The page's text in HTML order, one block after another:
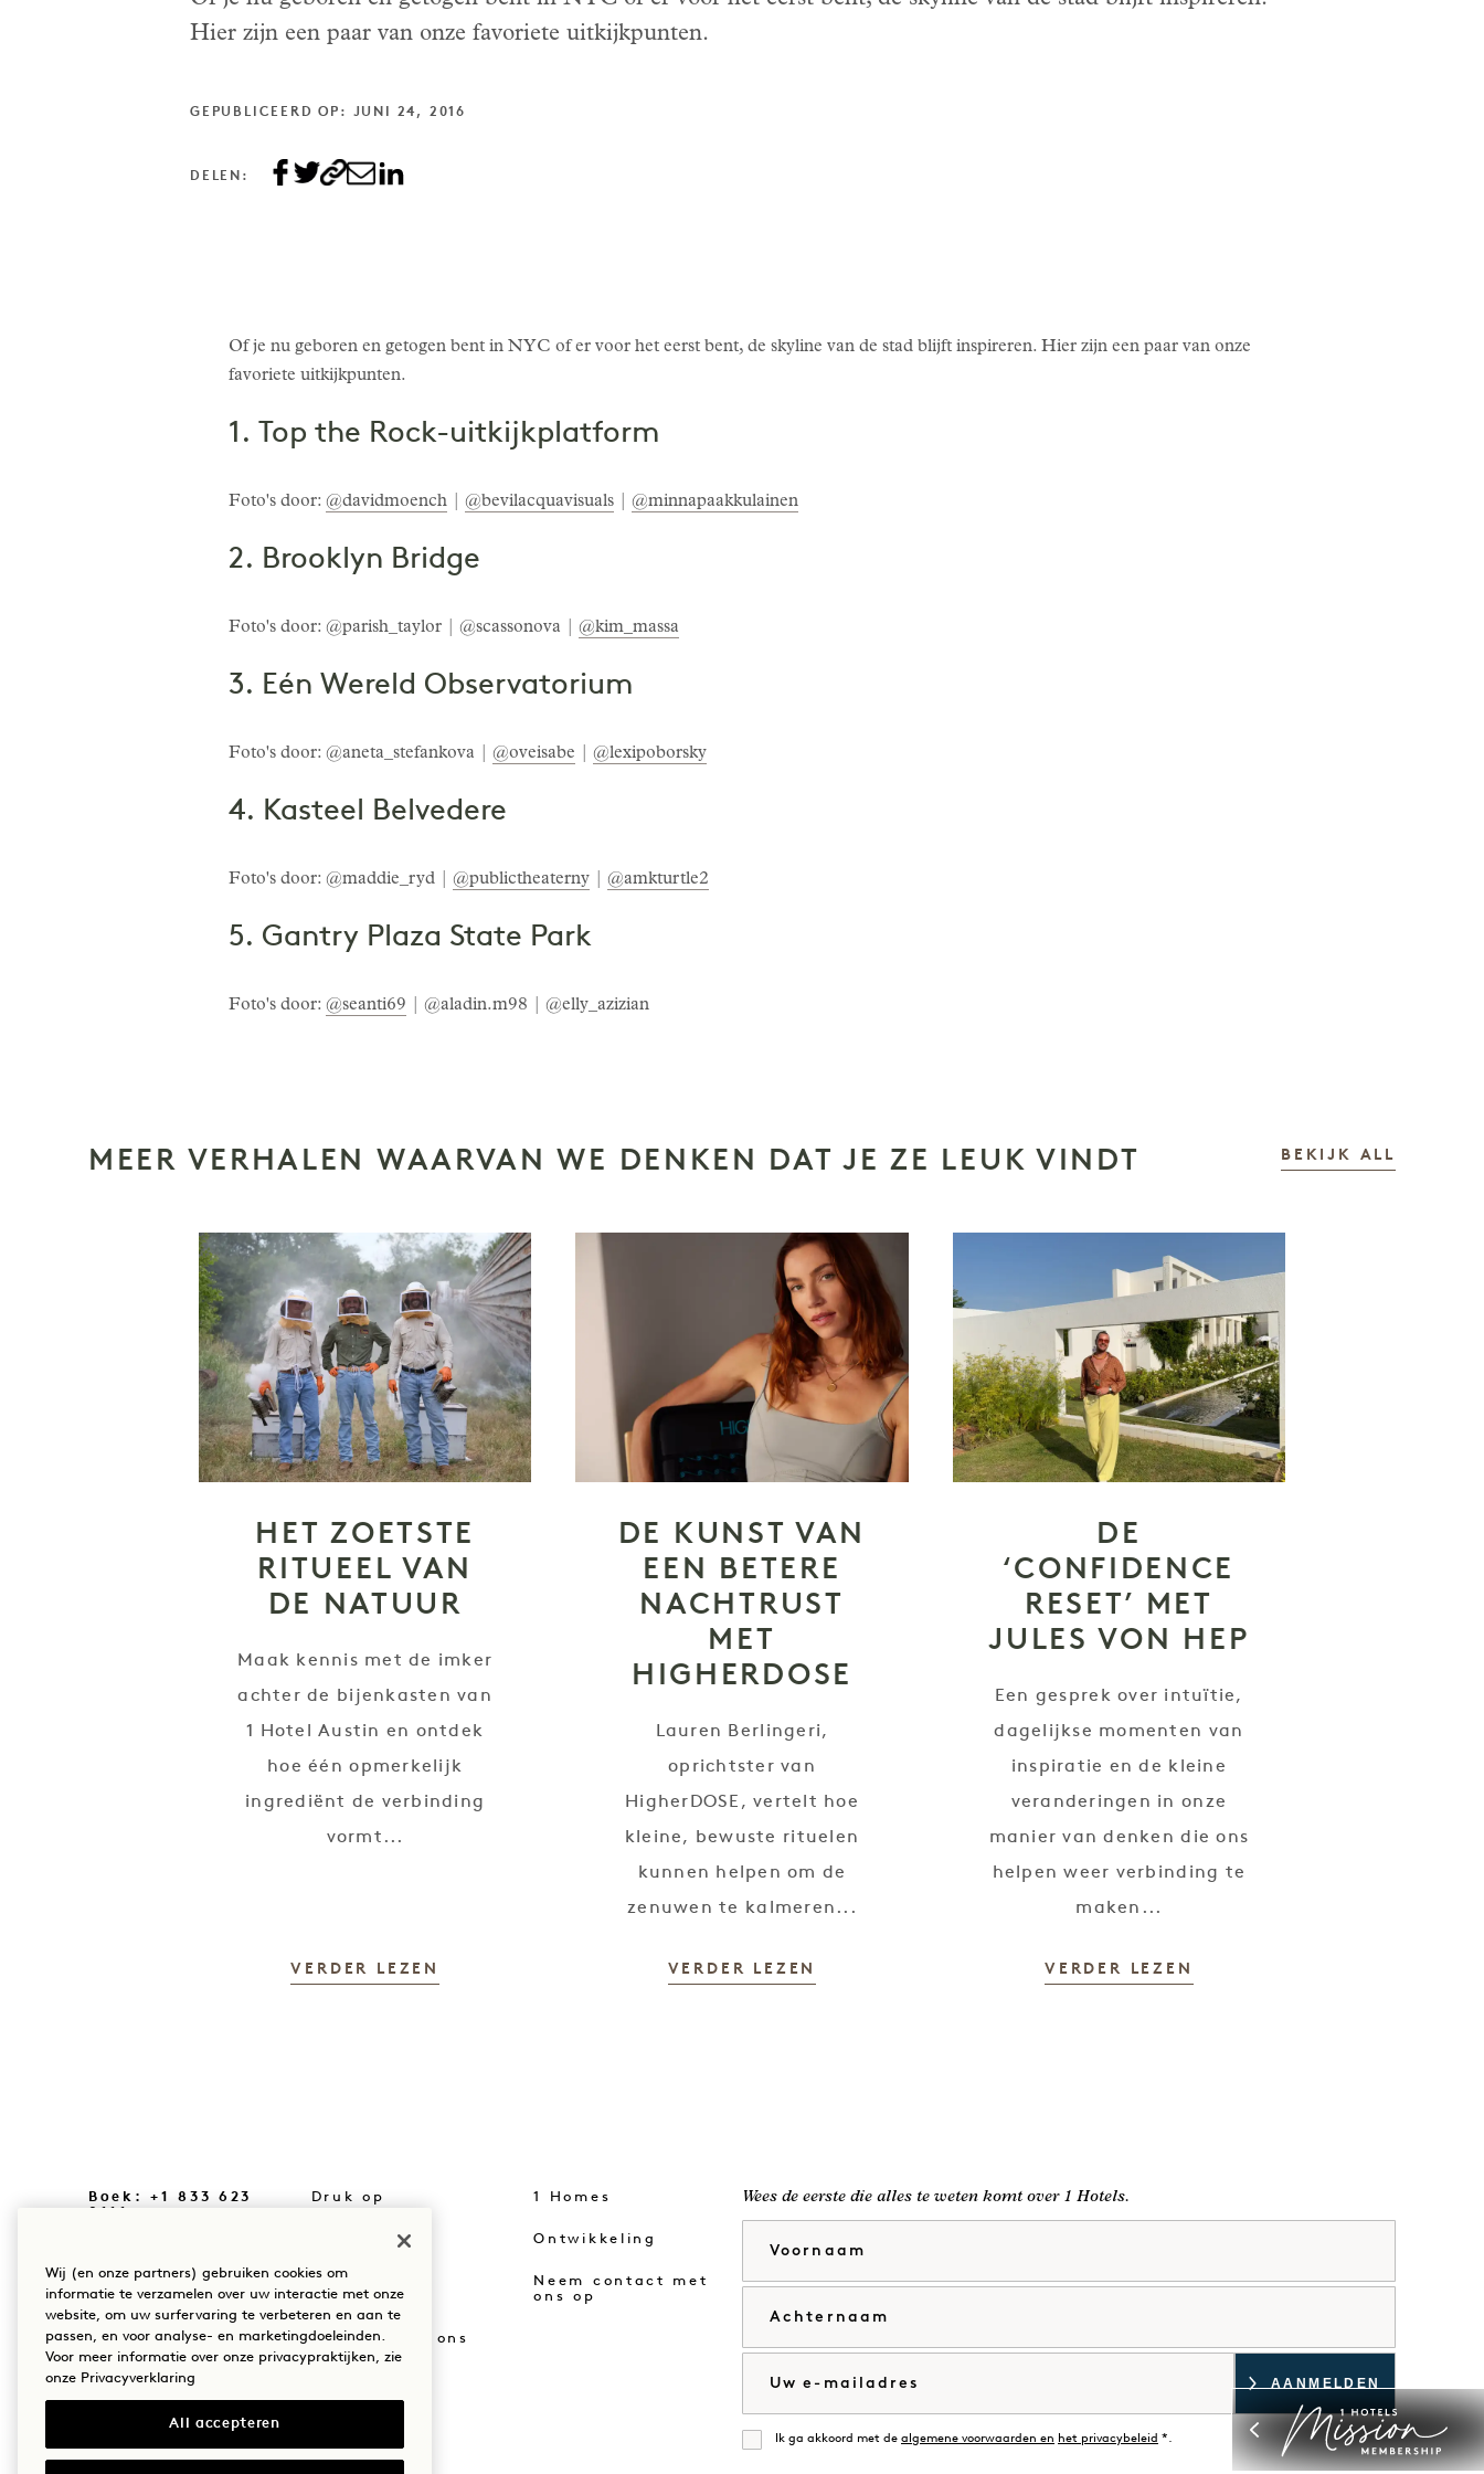
Hier zijn een paar van onze favoriete uitkijkpunten.
GEPUBLICEERD OP: JUNI 24, 2016
DELEN:
Of je nu geboren en getogen bent in NYC of er voor het eerst bent, de skyline van de stad blijft inspireren. Hier zijn een paar van onze
favoriete uitkijkpunten.
1. Top the Rock-uitkijkplatform
Foto's door: @davidmoench @bevilacquavisuals @minnapaakkulainen
2. Brooklyn Bridge
Foto's door: @parish_taylor | @scassonova | @kim_massa
3. Eén Wereld Observatorium
Foto's door: @aneta_stefankova | @oveisabe @lexipoborsky
4. Kasteel Belvedere
Foto's door: @maddie_ryd | @publictheaterny @amkturtle2
5. Gantry Plaza State Park
Foto's door: @seanti69 | @aladin.m98 | @elly_azizian
MEER VERHALEN WAARVAN WE DENKEN DAT JE ZE LEUK VINDT BEKIJK ALL
HET ZOETSTE
RITUEEL VAN
DE NATUUR
Maak kennis met de imker
achter de bijenkasten van
1 Hotel Austin en ontdek
hoe één opmerkelijk
ingrediënt de verbinding
vormt...
VERDER LEZEN
DE KUNST VAN
EEN BETERE
NACHTRUST
MET
HIGHERDOSE
Lauren Berlingeri,
oprichtster van
HigherDOSE, vertelt hoe
kleine, bewuste rituelen
kunnen helpen om de
zenuwen te kalmeren...
VERDER LEZEN
DE
‘CONFIDENCE
RESET’ MET
JULES VON HEP
Een gesprek over intuïtie,
dagelijkse momenten van
inspiratie en de kleine
veranderingen in onze
manier van denken die ons
helpen weer verbinding te
maken...
VERDER LEZEN
Boek: +1 833 623
0111
Ons verhaal
Duurzaamheid
The Field Guide
Druk op
Winkelen op
Mission
Word lid van ons
team
1 Homes
Ontwikkeling
Neem contact met
ons op
Wees de eerste die alles te weten komt over 1 Hotels.
Mee eens
Ik ga akkoord met de algemene voorwaarden en het privacybeleid *.
Wij (en onze partners) gebruiken cookies om
informatie te verzamelen over uw interactie met onze
website, om uw surfervaring te verbeteren en aan te
passen, en voor analyse- en marketingdoeleinden.
Voor meer informatie over onze privacypraktijken, zie
onze Privacyverklaring
All accepteren